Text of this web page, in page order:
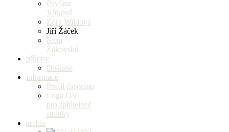
Pavlína
Vítková
Zora Wildová
Jiří Žáček
Iveta
Žákovská
přílohy
Diskuse
informace
Profil časopisu
Loga DV
pro spřátelené
stránky
archiv